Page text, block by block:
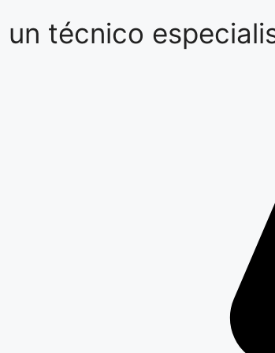
un técnico